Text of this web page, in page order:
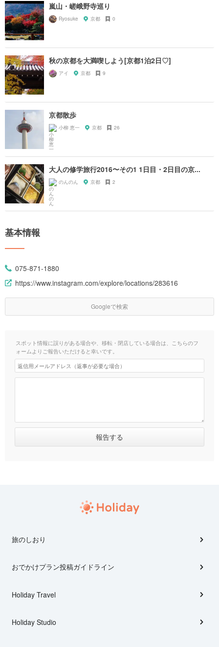
嵐山・嵯峨野寺巡り
Ryosuke 京都 0
秋の京都を大満喫しよう[京都1泊2日♡]
アイ 京都 9
京都散歩
小柳 恵一 京都 26
大人の修学旅行2016〜その1 1日目・2日目の京...
のんのん 京都 2
基本情報
075-871-1880
https://www.instagram.com/explore/locations/283616
Googleで検索
スポット情報に誤りがある場合や、移転・閉店している場合は、こちらのフ
ォームよりご報告いただけると幸いです。
旅のしおり
おでかけプラン投稿ガイドライン
Holiday Travel
Holiday Studio